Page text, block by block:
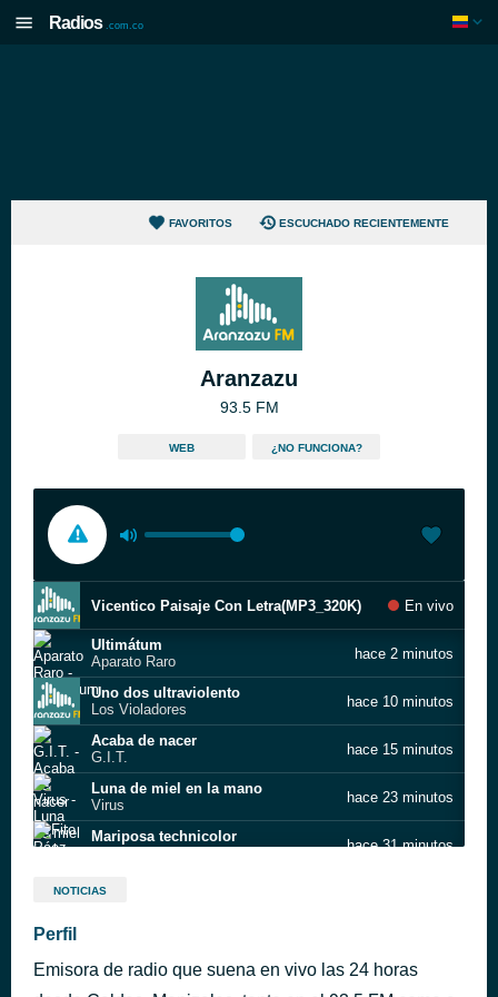
Radios .com.co
FAVORITOS ESCUCHADO RECIENTEMENTE
Aranzazu
93.5 FM
WEB ¿NO FUNCIONA?
Vicentico Paisaje Con Letra(MP3_320K) En vivo
Ultimátum
Aparato Raro
hace 2 minutos
Uno dos ultraviolento
Los Violadores
hace 10 minutos
Acaba de nacer
G.I.T.
hace 15 minutos
Luna de miel en la mano
Virus
hace 23 minutos
Mariposa technicolor
hace 31 minutos
Tratame suavemente(MP3_320K)
El arriero
NOTICIAS
Perfil
Emisora de radio que suena en vivo las 24 horas